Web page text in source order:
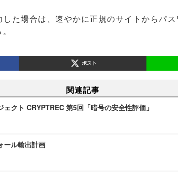
た場合は、速やかに正規のサイトからパ
ポスト
関連記事
クト CRYPTREC 第5回「暗号の安全性評価」
ール輸出計画